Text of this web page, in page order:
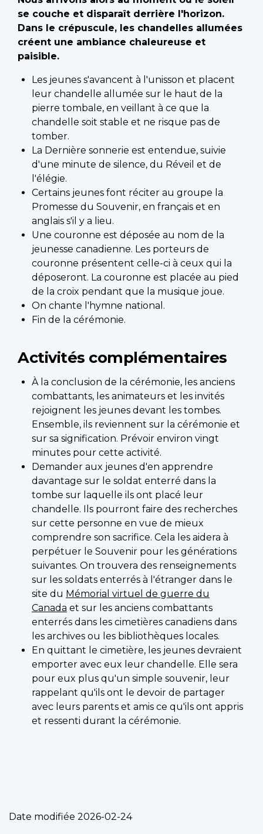
se couche et disparaît derrière l'horizon.
Dans le crépuscule, les chandelles allumées
créent une ambiance chaleureuse et
paisible.
Les jeunes s'avancent à l'unisson et placent
leur chandelle allumée sur le haut de la
pierre tombale, en veillant à ce que la
chandelle soit stable et ne risque pas de
tomber.
La Dernière sonnerie est entendue, suivie
d'une minute de silence, du Réveil et de
l'élégie.
Certains jeunes font réciter au groupe la
Promesse du Souvenir, en français et en
anglais s'il y a lieu.
Une couronne est déposée au nom de la
jeunesse canadienne. Les porteurs de
couronne présentent celle-ci à ceux qui la
déposeront. La couronne est placée au pied
de la croix pendant que la musique joue.
On chante l'hymne national.
Fin de la cérémonie.
Activités complémentaires
À la conclusion de la cérémonie, les anciens
combattants, les animateurs et les invités
rejoignent les jeunes devant les tombes.
Ensemble, ils reviennent sur la cérémonie et
sur sa signification. Prévoir environ vingt
minutes pour cette activité.
Demander aux jeunes d'en apprendre
davantage sur le soldat enterré dans la
tombe sur laquelle ils ont placé leur
chandelle. Ils pourront faire des recherches
sur cette personne en vue de mieux
comprendre son sacrifice. Cela les aidera à
perpétuer le Souvenir pour les générations
suivantes. On trouvera des renseignements
sur les soldats enterrés à l'étranger dans le
site du Mémorial virtuel de guerre du
Canada et sur les anciens combattants
enterrés dans les cimetières canadiens dans
les archives ou les bibliothèques locales.
En quittant le cimetière, les jeunes devraient
emporter avec eux leur chandelle. Elle sera
pour eux plus qu'un simple souvenir, leur
rappelant qu'ils ont le devoir de partager
avec leurs parents et amis ce qu'ils ont appris
et ressenti durant la cérémonie.
Date modifiée 2026-02-24